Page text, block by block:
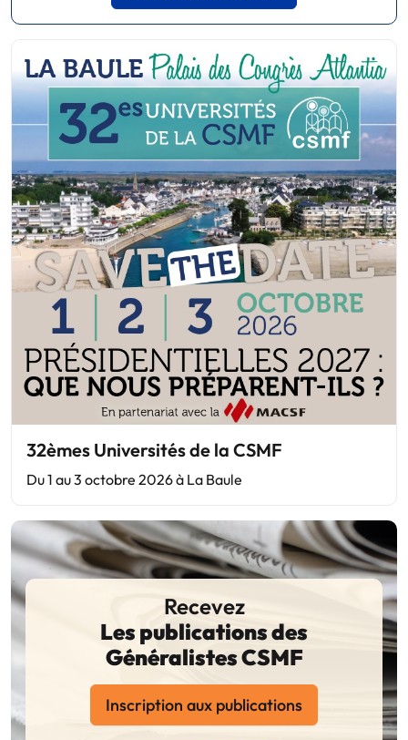
32èmes Universités de la CSMF
Du 1 au 3 octobre 2026 à La Baule
Recevez
Les publications des
Généralistes CSMF
Inscription aux publications